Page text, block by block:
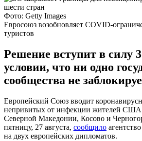
Фото: Getty Images
Евросоюз возобновляет COVID-
туристов
Решение вступит в силу
условии, что ни одно
сообщества не
Европейский Союз вводит
непривитых от инфекции жителей
Северной Македонии, Косово и
пятницу, 27 августа, сообщило
на двух европейских дипломатов.